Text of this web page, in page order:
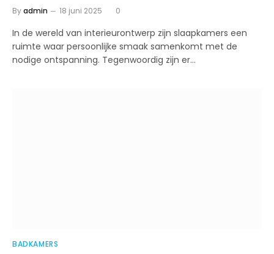
Byadmin 18 juni 2025 0
In de wereld van interieurontwerp zijn slaapkamers een
ruimte waar persoonlijke smaak samenkomt met de
nodige ontspanning. Tegenwoordig zijn er…
BADKAMERS